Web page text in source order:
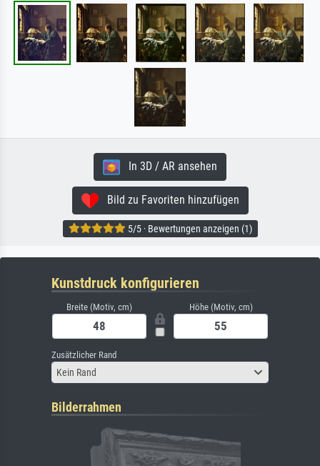
In 3D / AR ansehen
Bild zu Favoriten hinzufügen
5/5 · Bewertungen anzeigen (1)
Kunstdruck konfigurieren
Breite (Motiv, cm) Höhe (Motiv, cm)
Zusätzlicher Rand
Kein Rand
Bilderrahmen